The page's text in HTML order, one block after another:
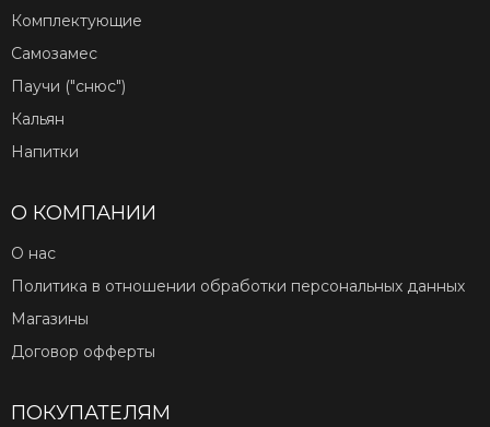
Комплектующие
Самозамес
Паучи ("снюс")
Кальян
Напитки
О КОМПАНИИ
О нас
Политика в отношении обработки персональных данных
Магазины
Договор офферты
ПОКУПАТЕЛЯМ